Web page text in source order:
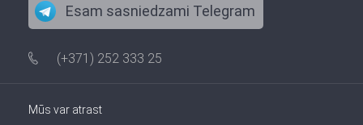
Esam sasniedzami Telegram
(+371) 252 333 25
Mūs var atrast